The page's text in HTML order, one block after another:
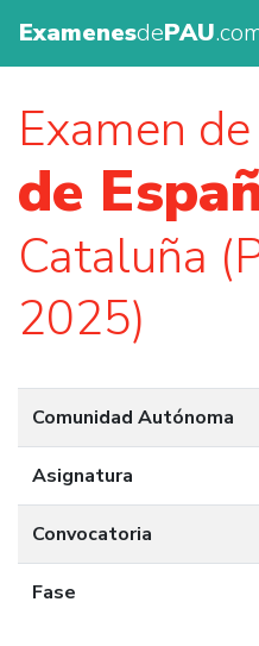
ExamenesdePAU
Examen de
de
Cataluña
2025)
Comunidad Autónoma
Asignatura
Convocatoria
Fase